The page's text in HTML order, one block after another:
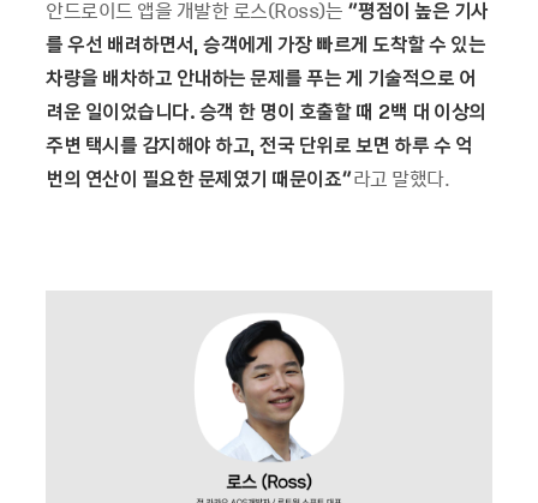
안드로이드 앱을 개발한 로스(Ross)는 “평점이 높은 기사
를 우선 배려하면서, 승객에게 가장 빠르게 도착할 수 있는
차량을 배차하고 안내하는 문제를 푸는 게 기술적으로 어
려운 일이었습니다.승객 한 명이 호출할 때 2백 대 이상의
주변 택시를 감지해야 하고, 전국 단위로 보면 하루 수 억
번의 연산이 필요한 문제였기 때문이죠”라고 말했다.